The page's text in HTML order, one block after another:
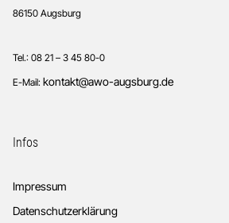
86150 Augsburg
Tel.: 08 21 – 3 45 80-0
E-Mail: kontakt@awo-augsburg.de
Infos
Impressum
Datenschutzerklärung